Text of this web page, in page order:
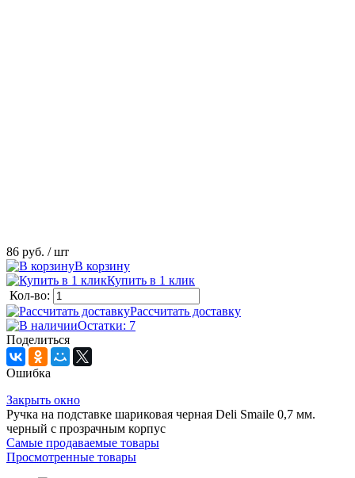
86 руб. / шт
В корзину
Купить в 1 клик
Кол-во:
Рассчитать доставку
Остатки: 7
Поделиться
Ошибка
Закрыть окно
Ручка на подставке шариковая черная Deli Smaile 0,7 мм.
черный с прозрачным корпус
Самые продаваемые товары
Просмотренные товары